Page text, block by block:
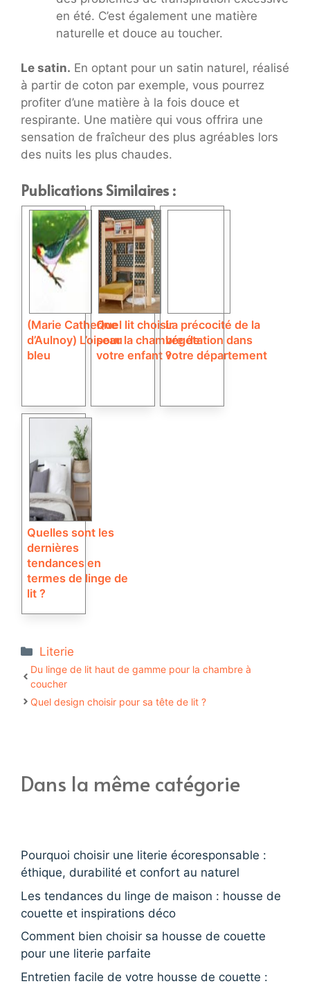
en été. C’est également une matière
naturelle et douce au toucher.
Le satin. En optant pour un satin naturel, réalisé
à partir de coton par exemple, vous pourrez
profiter d’une matière à la fois douce et
respirante. Une matière qui vous offrira une
sensation de fraîcheur des plus agréables lors
des nuits les plus chaudes.
Publications Similaires :
(Marie Catherine
d’Aulnoy) L’oiseau
bleu
Quel lit choisir
pour la chambre de
votre enfant ?
La précocité de la
végétation dans
votre département
Quelles sont les
dernières
tendances en
termes de linge de
lit ?
Catégories
Literie
Du linge de lit haut de gamme pour la chambre à
coucher
Quel design choisir pour sa tête de lit ?
Dans la même catégorie
Pourquoi choisir une literie écoresponsable :
éthique, durabilité et confort au naturel
Les tendances du linge de maison : housse de
couette et inspirations déco
Comment bien choisir sa housse de couette
pour une literie parfaite
Entretien facile de votre housse de couette :